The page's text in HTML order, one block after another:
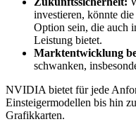
investieren, könnte die
Option sein, die auch
Leistung bietet.
Marktentwicklung
schwanken,
NVIDIA bietet für jede
Einsteigermodellen bis hin
Grafikkarten.